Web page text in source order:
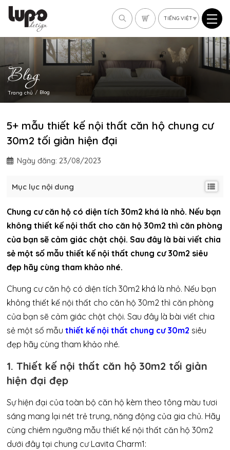
Blog
trang chủ blog
5+ mẫu thiết kế nội thất căn hộ chung cư
30m2 tối giản hiện đại
Ngày đăng:23/08/2023
Mục lục nội dung
Chung cư căn hộ có diện tích 30m2 khá là nhỏ. Nếu bạn
không thiết kế nội thất cho căn hộ 30m2 thì căn phòng
của bạn sẽ cảm giác chật chội. Sau đây là bài viết chia
sẻ một số mẫu thiết kế nội thất chung cư 30m2 siêu
đẹp hãy cùng tham khảo nhé.
Chung cư căn hộ có diện tích 30m2 khá là nhỏ. Nếu bạn
không thiết kế nội thất cho căn hộ 30m2 thì căn phòng
của bạn sẽ cảm giác chật chội. Sau đây là bài viết chia
sẻ một số mẫuthiết kế nội thất chung cư 30m2 siêu
đẹp hãy cùng tham khảo nhé.
1. Thiết kế nội thất căn hộ 30m2 tối giản
hiện đại đẹp
Sự hiện đại của toàn bộ căn hộ kèm theo tông màu tươi
sáng mang lại nét trẻ trung, năng động của gia chủ. Hãy
cùng chiêm ngưỡng mẫu thiết kế nội thất căn hộ 30m2
dưới đây tại chung cư Lavita Charm1: